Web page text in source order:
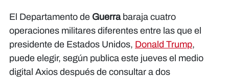
El Departamento de Guerrabaraja cuatro
operaciones militares diferentes entre las que el
presidente de Estados Unidos, Donald Trump,
puede elegir, según publica este jueves el medio
digital Axios después de consultar a dos